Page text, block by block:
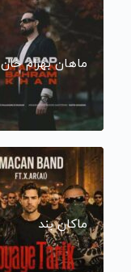
ماهان بهرام خان
ماکان بند